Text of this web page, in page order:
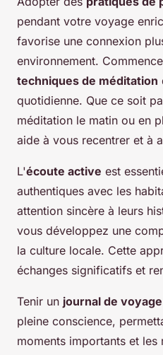
pendant votre voyage
favorise une connexion
environnement.
techniques de méditation
quotidienne. Que ce soit
méditation le matin ou en
aide à vous recentrer et à
L'écoute active est
authentiques avec les
attention sincère à leurs
vous développez une
la culture locale. Cette
échanges significatifs et
Tenir un journal de voyage
pleine conscience,
moments importants et